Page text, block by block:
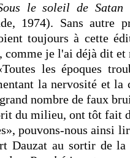
le soleil de Satan
1974). Sans autre
toujours à cette
comme je l'ai déjà dit et
les époques
la nervosité et la
nombre de faux
du milieu, ont tôt fait
pouvons-nous ainsi
Dauzat au sortir de